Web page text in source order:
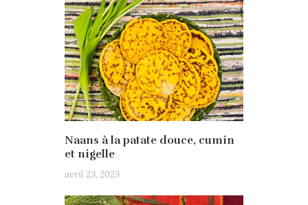
Naans à la patate douce, cumin
et nigelle
avril 23, 2023